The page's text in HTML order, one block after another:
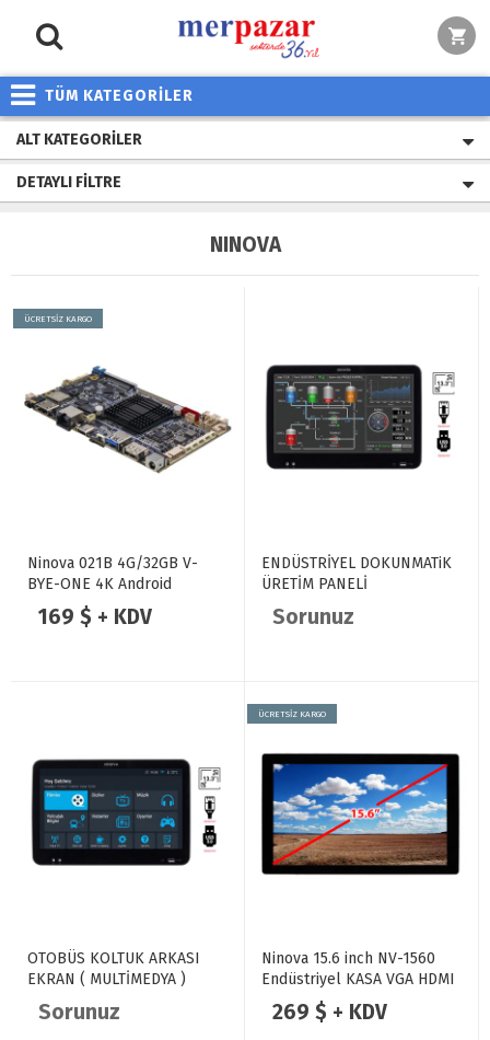
TÜM KATEGORİLER
ALT KATEGORILER
DETAYLI FILTRE
NINOVA
ÜCRETSİZ KARGO
Ninova 021B 4G/32GB V-
BYE-ONE 4K Android
Anakart
169 $ + KDV
ENDÜSTRİYEL DOKUNMATiK
ÜRETİM PANELİ
Sorunuz
OTOBÜS KOLTUK ARKASI
EKRAN ( MULTİMEDYA )
Sorunuz
ÜCRETSİZ KARGO
Ninova 15.6 inch NV-1560
Endüstriyel KASA VGA HDMI
Dokunmatik Monitör
269 $ + KDV